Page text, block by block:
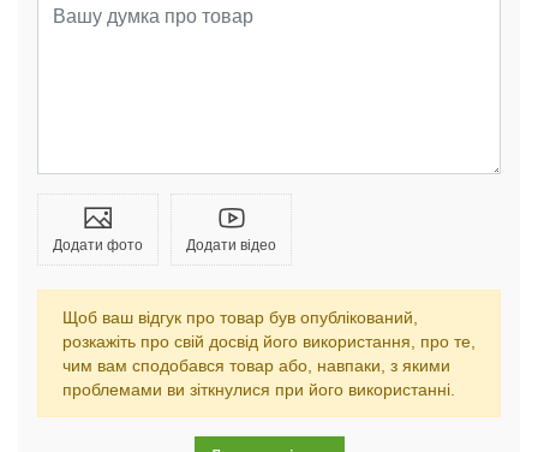
Додати фото Додати відео
Щоб ваш відгук про товар був опублікований,
розкажіть про свій досвід його використання, про те,
чим вам сподобався товар або, навпаки, з якими
проблемами ви зіткнулися при його використанні.